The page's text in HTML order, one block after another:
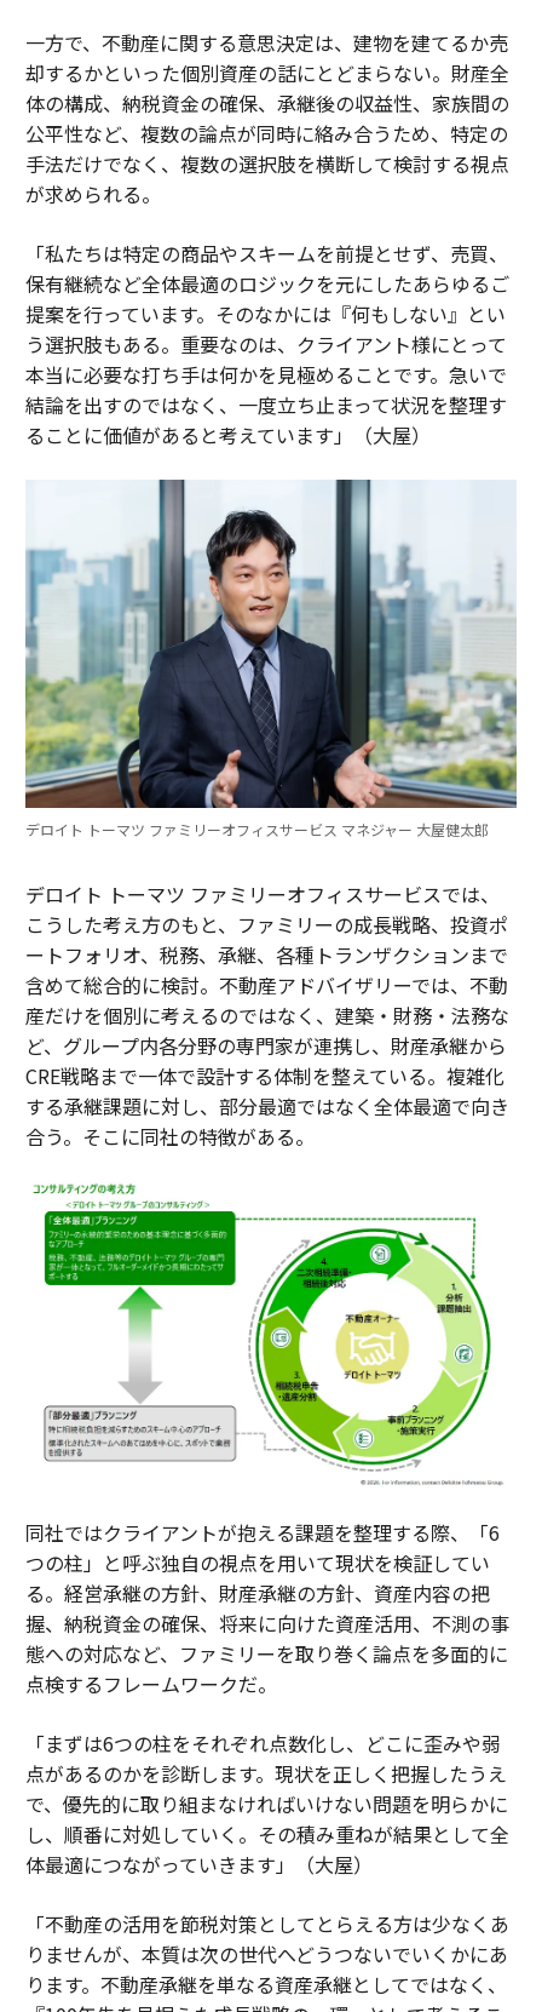
一方で、不動産に関する意思決定は、建物を建てるか売
却するかといった個別資産の話にとどまらない。財産全
体の構成、納税資金の確保、承継後の収益性、家族間の
公平性など、複数の論点が同時に絡み合うため、特定の
手法だけでなく、複数の選択肢を横断して検討する視点
が求められる。
「私たちは特定の商品やスキームを前提とせず、売買、
保有継続など全体最適のロジックを元にしたあらゆるご
提案を行っています。そのなかには『何もしない』とい
う選択肢もある。重要なのは、クライアント様にとって
本当に必要な打ち手は何かを見極めることです。急いで
結論を出すのではなく、一度立ち止まって状況を整理す
ることに価値があると考えています」（大屋）
デロイト トーマツ ファミリーオフィスサービス マネジャー 大屋健太郎
デロイト トーマツ ファミリーオフィスサービスでは、
こうした考え方のもと、ファミリーの成長戦略、投資ポ
ートフォリオ、税務、承継、各種トランザクションまで
含めて総合的に検討。不動産アドバイザリーでは、不動
産だけを個別に考えるのではなく、建築・財務・法務な
ど、グループ内各分野の専門家が連携し、財産承継から
CRE戦略まで一体で設計する体制を整えている。複雑化
する承継課題に対し、部分最適ではなく全体最適で向き
合う。そこに同社の特徴がある。
同社ではクライアントが抱える課題を整理する際、「6
つの柱」と呼ぶ独自の視点を用いて現状を検証してい
る。経営承継の方針、財産承継の方針、資産内容の把
握、納税資金の確保、将来に向けた資産活用、不測の事
態への対応など、ファミリーを取り巻く論点を多面的に
点検するフレームワークだ。
「まずは6つの柱をそれぞれ点数化し、どこに歪みや弱
点があるのかを診断します。現状を正しく把握したうえ
で、優先的に取り組まなければいけない問題を明らかに
し、順番に対処していく。その積み重ねが結果として全
体最適につながっていきます」（大屋）
「不動産の活用を節税対策としてとらえる方は少なくあ
りませんが、本質は次の世代へどうつないでいくかにあ
ります。不動産承継を単なる資産承継としてではなく、